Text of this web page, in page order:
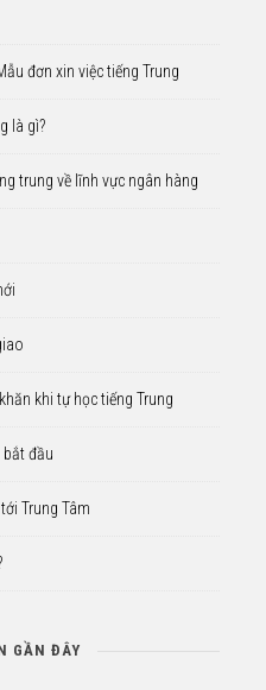
đơn xin việc tiếng Trung
là gì?
trung về lĩnh vực ngân hàng
khi tự học tiếng Trung
bắt đầu
Trung Tâm
GẦN ĐÂY